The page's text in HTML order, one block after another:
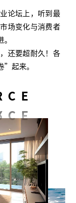
论坛上，听到最
场变化与消费者
还要超耐久！各
”起来。